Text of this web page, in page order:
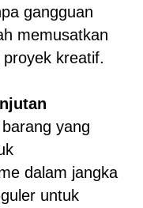
gangguan
memusatkan
kreatif.
yang
dalam jangka
untuk